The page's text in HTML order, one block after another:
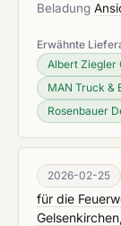
Beladung
Erwähnte
Albert Ziegler
MAN Truck &
Rosenbauer
2026-02-25
für die